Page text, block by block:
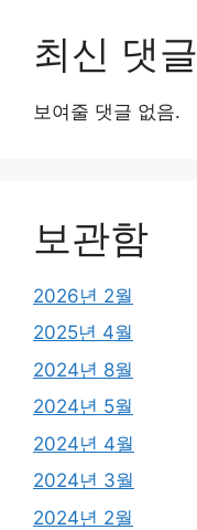
최신 댓글
보여줄 댓글 없음.
보관함
2026년 2월
2025년 4월
2024년 8월
2024년 5월
2024년 4월
2024년 3월
2024년 2월